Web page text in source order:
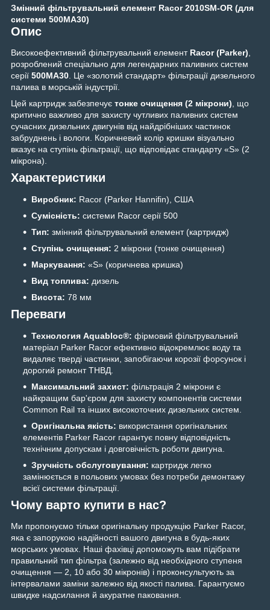
Змінний фільтрувальний елемент Racor 2010SM-OR (для
системи 500MA30)
Опис
Високоефективний фільтрувальний елемент Racor (Parker),
розроблений спеціально для легендарних паливних систем
серії 500MA30. Це «золотий стандарт» фільтрації дизельного
палива в морській індустрії.
Цей картридж забезпечує тонке очищення (2 мікрони), що
критично важливо для захисту чутливих паливних систем
сучасних дизельних двигунів від найдрібніших частинок
забруднень і вологи. Коричневий колір кришки візуально
вказує на ступінь фільтрації, що відповідає стандарту «S» (2
мікрона).
Характеристики
Виробник: Racor (Parker Hannifin), США
Сумісність: системи Racor серії 500
Тип: змінний фільтрувальний елемент (картридж)
Ступінь очищення: 2 мікрони (тонке очищення)
Маркування: «S» (коричнева кришка)
Вид топлива: дизель
Висота: 78 мм
Переваги
Технология Aquabloc®: фірмовий фільтрувальний
матеріал Parker Racor ефективно відокремлює воду та
видаляє тверді частинки, запобігаючи корозії форсунок і
дорогий ремонт ТНВД.
Максимальний захист: фільтрація 2 мікрони є
найкращим бар'єром для захисту компонентів системи
Common Rail та інших високоточних дизельних систем.
Оригінальна якість: використання оригінальних
елементів Parker Racor гарантує повну відповідність
технічним допускам і довговічність роботи двигуна.
Зручність обслуговування: картридж легко
замінюється в польових умовах без потреби демонтажу
всієї системи фільтрації.
Чому варто купити в нас?
Ми пропонуємо тільки оригінальну продукцію Parker Racor,
яка є запорукою надійності вашого двигуна в будь-яких
морських умовах. Наші фахівці допоможуть вам підібрати
правильний тип фільтра (залежно від необхідного ступеня
очищення — 2, 10 або 30 мікронів) і проконсультують за
інтервалами заміни залежно від якості палива. Гарантуємо
швидке надсилання й акуратне паковання.